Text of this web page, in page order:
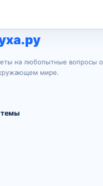
на любопытные вопросы о
мире.
темы